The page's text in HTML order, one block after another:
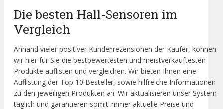
Die besten Hall-Sensoren im
Vergleich
Anhand vieler positiver Kundenrezensionen der Käufer, können
wir hier für Sie die bestbewertesten und meistverkauftesten
Produkte auflisten und vergleichen. Wir bieten Ihnen eine
Auflistung der Top 10 Besteller, sowie hilfreiche Informationen
zu den jeweiligen Produkten an. Wir aktualisieren unser System
täglich und garantieren somit immer aktuelle Preise und